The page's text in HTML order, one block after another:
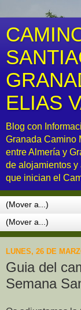
ELIAS
Blog con
Granada Camino
entre Almería y
de alojamientos y
que inician el
LUNES, 26 DE
Guia del
Semana